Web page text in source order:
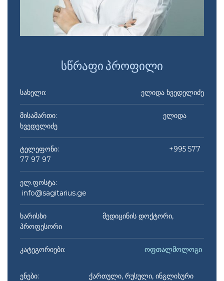
სწრაფი პროფილი
სახელი: ელიდა ხვედელიძე​
მისამართი: ელიდა
ხვედელიძე
ტელეფონი: +995 577
77 97 97
ელ.ფოსტა:
info@sagitarius.ge
ხარისხი მედიცინის დოქტორი,
პროფესორი
კატეგორიები: ოფთალმოლოგი
ენები: ქართული, რუსული, ინგლისური